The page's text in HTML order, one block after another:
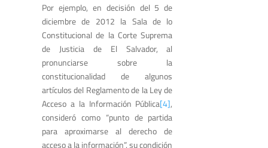
Por ejemplo, en decisión del 5 de
diciembre de 2012 la Sala de lo
Constitucional de la Corte Suprema
de Justicia de El Salvador, al
pronunciarse sobre la
constitucionalidad de algunos
artículos del Reglamento de la Ley de
Acceso a la Información Pública[4],
consideró como “punto de partida
para aproximarse al derecho de
acceso a la información”, su condición